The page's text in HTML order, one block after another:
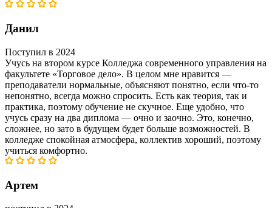
Данил
Поступил в 2024
Учусь на втором курсе Колледжа современного управления на
факультете «Торговое дело». В целом мне нравится —
преподаватели нормальные, объясняют понятно, если что-то
непонятно, всегда можно спросить. Есть как теория, так и
практика, поэтому обучение не скучное. Еще удобно, что
учусь сразу на два диплома — очно и заочно. Это, конечно,
сложнее, но зато в будущем будет больше возможностей. В
колледже спокойная атмосфера, коллектив хороший, поэтому
учиться комфортно.
Артем